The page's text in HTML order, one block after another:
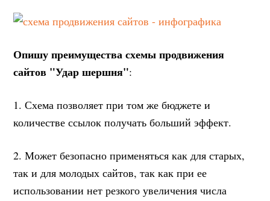
Опишу преимущества схемы продвижения
сайтов "Удар шершня":
1. Схема позволяет при том же бюджете и
количестве ссылок получать больший эффект.
2. Может безопасно применяться как для старых,
так и для молодых сайтов, так как при ее
использовании нет резкого увеличения числа